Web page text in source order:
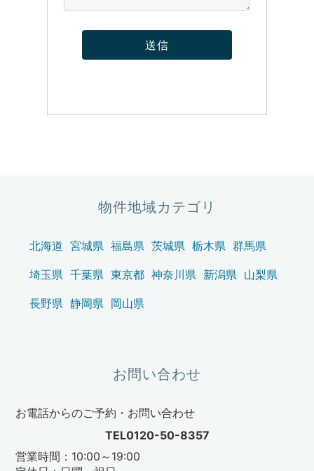
物件地域カテゴリ
北海道 宮城県 福島県 茨城県 栃木県 群馬県
埼玉県 千葉県 東京都 神奈川県 新潟県 山梨県
長野県 静岡県 岡山県
お問い合わせ
お電話からのご予約・お問い合わせ
TEL0120-50-8357
営業時間：10:00～19:00